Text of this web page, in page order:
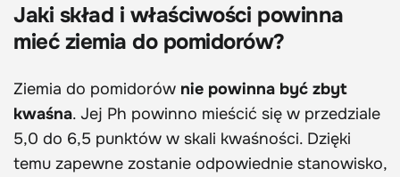
Jaki skład i właściwości powinna
mieć ziemia do pomidorów?
Ziemia do pomidorów nie powinna być zbyt
kwaśna. Jej Ph powinno mieścić się w przedziale
5,0 do 6,5 punktów w skali kwaśności. Dzięki
temu zapewne zostanie odpowiednie stanowisko,